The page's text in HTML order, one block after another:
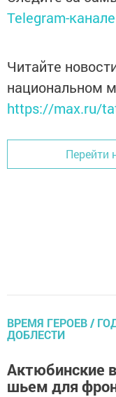
Telegram-канале
Читайте
национальном
https://max.ru/
Перейти
ВРЕМЯ ГЕРОЕВ /
ДОБЛЕСТИ
Актюбинские
шьем для